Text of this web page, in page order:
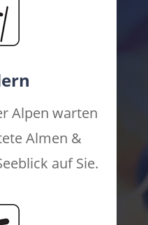
Alpen warten
Almen &
auf Sie.